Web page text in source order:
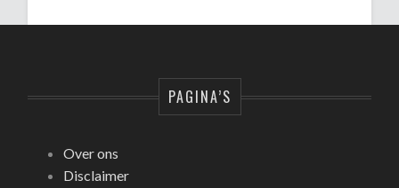
PAGINA’S
Over ons
Disclaimer